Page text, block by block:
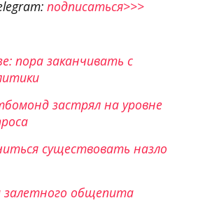
подписаться>>>
пора заканчивать с
застрял на уровне
существовать назло
залетного общепита